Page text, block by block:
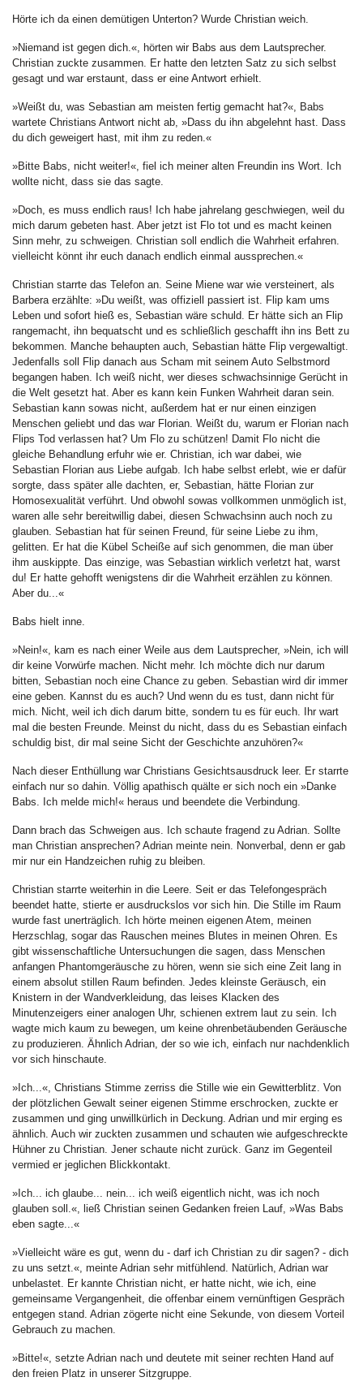
Hörte ich da einen demütigen Unterton? Wurde Christian weich.
»Niemand ist gegen dich.«, hörten wir Babs aus dem Lautsprecher.
Christian zuckte zusammen. Er hatte den letzten Satz zu sich selbst
gesagt und war erstaunt, dass er eine Antwort erhielt.
»Weißt du, was Sebastian am meisten fertig gemacht hat?«, Babs
wartete Christians Antwort nicht ab, »Dass du ihn abgelehnt hast. Dass
du dich geweigert hast, mit ihm zu reden.«
»Bitte Babs, nicht weiter!«, fiel ich meiner alten Freundin ins Wort. Ich
wollte nicht, dass sie das sagte.
»Doch, es muss endlich raus! Ich habe jahrelang geschwiegen, weil du
mich darum gebeten hast. Aber jetzt ist Flo tot und es macht keinen
Sinn mehr, zu schweigen. Christian soll endlich die Wahrheit erfahren.
vielleicht könnt ihr euch danach endlich einmal aussprechen.«
Christian starrte das Telefon an. Seine Miene war wie versteinert, als
Barbera erzählte: »Du weißt, was offiziell passiert ist. Flip kam ums
Leben und sofort hieß es, Sebastian wäre schuld. Er hätte sich an Flip
rangemacht, ihn bequatscht und es schließlich geschafft ihn ins Bett zu
bekommen. Manche behaupten auch, Sebastian hätte Flip vergewaltigt.
Jedenfalls soll Flip danach aus Scham mit seinem Auto Selbstmord
begangen haben. Ich weiß nicht, wer dieses schwachsinnige Gerücht in
die Welt gesetzt hat. Aber es kann kein Funken Wahrheit daran sein.
Sebastian kann sowas nicht, außerdem hat er nur einen einzigen
Menschen geliebt und das war Florian. Weißt du, warum er Florian nach
Flips Tod verlassen hat? Um Flo zu schützen! Damit Flo nicht die
gleiche Behandlung erfuhr wie er. Christian, ich war dabei, wie
Sebastian Florian aus Liebe aufgab. Ich habe selbst erlebt, wie er dafür
sorgte, dass später alle dachten, er, Sebastian, hätte Florian zur
Homosexualität verführt. Und obwohl sowas vollkommen unmöglich ist,
waren alle sehr bereitwillig dabei, diesen Schwachsinn auch noch zu
glauben. Sebastian hat für seinen Freund, für seine Liebe zu ihm,
gelitten. Er hat die Kübel Scheiße auf sich genommen, die man über
ihm auskippte. Das einzige, was Sebastian wirklich verletzt hat, warst
du! Er hatte gehofft wenigstens dir die Wahrheit erzählen zu können.
Aber du...«
Babs hielt inne.
»Nein!«, kam es nach einer Weile aus dem Lautsprecher, »Nein, ich will
dir keine Vorwürfe machen. Nicht mehr. Ich möchte dich nur darum
bitten, Sebastian noch eine Chance zu geben. Sebastian wird dir immer
eine geben. Kannst du es auch? Und wenn du es tust, dann nicht für
mich. Nicht, weil ich dich darum bitte, sondern tu es für euch. Ihr wart
mal die besten Freunde. Meinst du nicht, dass du es Sebastian einfach
schuldig bist, dir mal seine Sicht der Geschichte anzuhören?«
Nach dieser Enthüllung war Christians Gesichtsausdruck leer. Er starrte
einfach nur so dahin. Völlig apathisch quälte er sich noch ein »Danke
Babs. Ich melde mich!« heraus und beendete die Verbindung.
Dann brach das Schweigen aus. Ich schaute fragend zu Adrian. Sollte
man Christian ansprechen? Adrian meinte nein. Nonverbal, denn er gab
mir nur ein Handzeichen ruhig zu bleiben.
Christian starrte weiterhin in die Leere. Seit er das Telefongespräch
beendet hatte, stierte er ausdruckslos vor sich hin. Die Stille im Raum
wurde fast unerträglich. Ich hörte meinen eigenen Atem, meinen
Herzschlag, sogar das Rauschen meines Blutes in meinen Ohren. Es
gibt wissenschaftliche Untersuchungen die sagen, dass Menschen
anfangen Phantomgeräusche zu hören, wenn sie sich eine Zeit lang in
einem absolut stillen Raum befinden. Jedes kleinste Geräusch, ein
Knistern in der Wandverkleidung, das leises Klacken des
Minutenzeigers einer analogen Uhr, schienen extrem laut zu sein. Ich
wagte mich kaum zu bewegen, um keine ohrenbetäubenden Geräusche
zu produzieren. Ähnlich Adrian, der so wie ich, einfach nur nachdenklich
vor sich hinschaute.
»Ich...«, Christians Stimme zerriss die Stille wie ein Gewitterblitz. Von
der plötzlichen Gewalt seiner eigenen Stimme erschrocken, zuckte er
zusammen und ging unwillkürlich in Deckung. Adrian und mir erging es
ähnlich. Auch wir zuckten zusammen und schauten wie aufgeschreckte
Hühner zu Christian. Jener schaute nicht zurück. Ganz im Gegenteil
vermied er jeglichen Blickkontakt.
»Ich... ich glaube... nein... ich weiß eigentlich nicht, was ich noch
glauben soll.«, ließ Christian seinen Gedanken freien Lauf, »Was Babs
eben sagte...«
»Vielleicht wäre es gut, wenn du - darf ich Christian zu dir sagen? - dich
zu uns setzt.«, meinte Adrian sehr mitfühlend. Natürlich, Adrian war
unbelastet. Er kannte Christian nicht, er hatte nicht, wie ich, eine
gemeinsame Vergangenheit, die offenbar einem vernünftigen Gespräch
entgegen stand. Adrian zögerte nicht eine Sekunde, von diesem Vorteil
Gebrauch zu machen.
»Bitte!«, setzte Adrian nach und deutete mit seiner rechten Hand auf
den freien Platz in unserer Sitzgruppe.